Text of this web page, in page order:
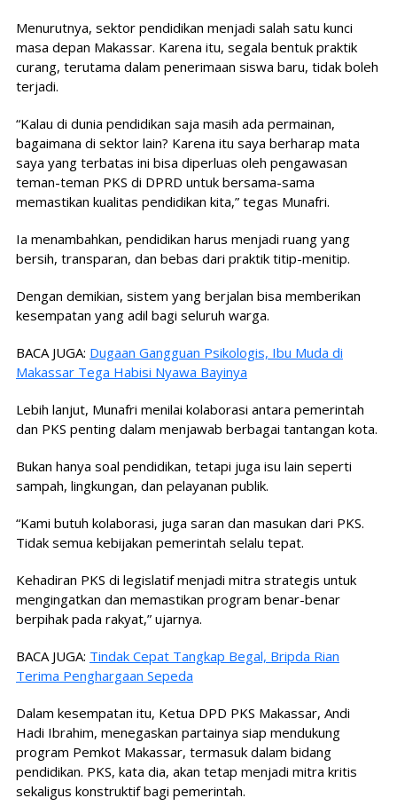
Menurutnya, sektor pendidikan menjadi salah satu kunci
masa depan Makassar. Karena itu, segala bentuk praktik
curang, terutama dalam penerimaan siswa baru, tidak boleh
terjadi.
“Kalau di dunia pendidikan saja masih ada permainan,
bagaimana di sektor lain? Karena itu saya berharap mata
saya yang terbatas ini bisa diperluas oleh pengawasan
teman-teman PKS di DPRD untuk bersama-sama
memastikan kualitas pendidikan kita,” tegas Munafri.
Ia menambahkan, pendidikan harus menjadi ruang yang
bersih, transparan, dan bebas dari praktik titip-menitip.
Dengan demikian, sistem yang berjalan bisa memberikan
kesempatan yang adil bagi seluruh warga.
BACA JUGA: Dugaan Gangguan Psikologis, Ibu Muda di
Makassar Tega Habisi Nyawa Bayinya
Lebih lanjut, Munafri menilai kolaborasi antara pemerintah
dan PKS penting dalam menjawab berbagai tantangan kota.
Bukan hanya soal pendidikan, tetapi juga isu lain seperti
sampah, lingkungan, dan pelayanan publik.
“Kami butuh kolaborasi, juga saran dan masukan dari PKS.
Tidak semua kebijakan pemerintah selalu tepat.
Kehadiran PKS di legislatif menjadi mitra strategis untuk
mengingatkan dan memastikan program benar-benar
berpihak pada rakyat,” ujarnya.
BACA JUGA: Tindak Cepat Tangkap Begal, Bripda Rian
Terima Penghargaan Sepeda
Dalam kesempatan itu, Ketua DPD PKS Makassar, Andi
Hadi Ibrahim, menegaskan partainya siap mendukung
program Pemkot Makassar, termasuk dalam bidang
pendidikan. PKS, kata dia, akan tetap menjadi mitra kritis
sekaligus konstruktif bagi pemerintah.